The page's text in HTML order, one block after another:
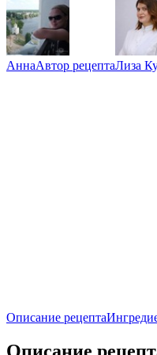
АннаАвтор рецептаЛиза
Описание рецепта
Описание